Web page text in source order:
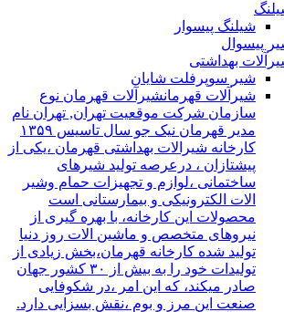
شیلنگ پیسوار
پیسوال
بهداشتی
شیر سوپرفلت شایان
شیرآلات قهرمانشیرآلات قهرمان نوع
سازمان شرکت موقعیت تهران, تهران نام
مدیر قهرمان نیک جو سال تاسیس ۱۳۵۹
کارخانه شیرالات بهداشتی قهرمان ،یکی از
پیشتازان ، درعرصه تولید شیرهای
ساختمانی ،لوازم و تجهیزات حمام وشیر
الات الکترونیکی و بیمارستانی است
محصولات این کارخانه، با بهره گیری از
نیروهای متخصص و ماشین الات روز دنیا
تولید شده کارخانه قهرمان،بخش زیادی از
تولیدات خود را به بیش از ۳۰ کشور جهان
صادر میکند، که این امر ،در شکوفایی
صنعت این مرز و بوم ،نقش بسزایی دارد.